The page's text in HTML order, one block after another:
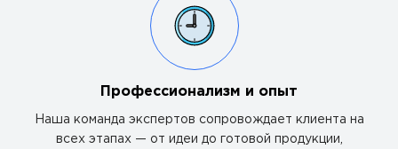
Профессионализм и опыт
Наша команда экспертов сопровождает клиента на
всех этапах — от идеи до готовой продукции,